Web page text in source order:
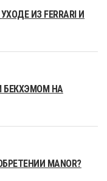
ИЗ FERRARI И
БЕКХЭМОМ НА
MANOR?